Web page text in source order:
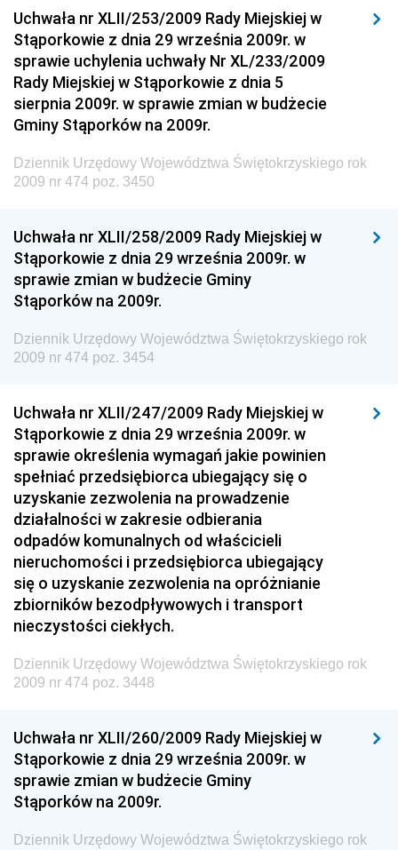
Regionalnej
Dziennik Urzędowy Ministra Aktywów Państwowych
Dziennik Urzędowy Ministra Zdrowia
Dziennik Urzędowy Ministra Środowiska i Głównego
Inspektora Ochrony Środowiska
Dziennik Urzędowy Ministra Klimatu i Środowiska
Dziennik Urzędowy Ministerstwa Kultury, Dziedzictwa
Dziennik Urzędowy Ministra Finansów, Funduszy i
Polityki Regionalnej
Dziennik Urzędowy Ministra Rozwoju, Pracy i
Technologii
Dziennik Urzędowy Ministra Kultury, Dziedzictwa
Narodowego i Sportu
Społecznej
Dziennik Urzędowy Komendy Głównej Straży
Granicznej
Dziennik Urzędowy Głównego Inspektoratu Transportu
Drogowego
Dziennik Urzędowy Narodowego Banku Polskiego
Dziennik Urzędowy Komendy Głównej Policji
Dziennik Urzędowy Ministra Pracy i Polityki
Społecznej
Dziennik Urzędowy Ministra Transportu, Budownictwa
i Gospodarki Morskiej
Dziennik Urzędowy Ministra Spraw Zagranicznych
Dziennik Urzędowy Centralnego Biura
Antykorupcyjnego
Wewnętrznego
Uchwała nr XLII/253/2009 Rady Miejskiej w
Stąporkowie z dnia 29 września 2009r. w
sprawie uchylenia uchwały Nr XL/233/2009
Rady Miejskiej w Stąporkowie z dnia 5
sierpnia 2009r. w sprawie zmian w budżecie
Gminy Stąporków na 2009r.
Dziennik Urzędowy Województwa Świętokrzyskiego rok
2009 nr 474 poz. 3450
Uchwała nr XLII/258/2009 Rady Miejskiej w
Stąporkowie z dnia 29 września 2009r. w
sprawie zmian w budżecie Gminy
Stąporków na 2009r.
Dziennik Urzędowy Województwa Świętokrzyskiego rok
2009 nr 474 poz. 3454
Uchwała nr XLII/247/2009 Rady Miejskiej w
Stąporkowie z dnia 29 września 2009r. w
sprawie określenia wymagań jakie powinien
spełniać przedsiębiorca ubiegający się o
uzyskanie zezwolenia na prowadzenie
działalności w zakresie odbierania
odpadów komunalnych od właścicieli
nieruchomości i przedsiębiorca ubiegający
się o uzyskanie zezwolenia na opróżnianie
zbiorników bezodpływowych i transport
nieczystości ciekłych.
Dziennik Urzędowy Województwa Świętokrzyskiego rok
2009 nr 474 poz. 3448
Uchwała nr XLII/260/2009 Rady Miejskiej w
Stąporkowie z dnia 29 września 2009r. w
sprawie zmian w budżecie Gminy
Stąporków na 2009r.
Dziennik Urzędowy Województwa Świętokrzyskiego rok